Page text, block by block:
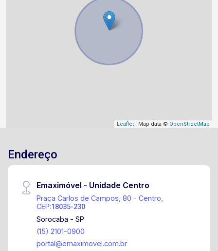
Leaflet | Map data © OpenStreetMap
Endereço
Emaximóvel - Unidade Centro
Praça Carlos de Campos, 80 - Centro,
CEP:18035-230
Sorocaba - SP
(15) 2101-0900
portal@emaximovel.com.br